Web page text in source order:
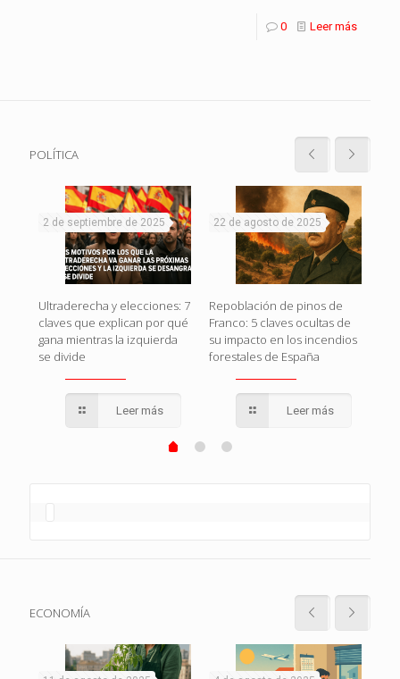
0 Leer más
POLÍTICA
2 de septiembre de 2025
Ultraderecha y elecciones: 7
claves que explican por qué
gana mientras la izquierda
se divide
Leer más
22 de agosto de 2025
Repoblación de pinos de
Franco: 5 claves ocultas de
su impacto en los incendios
forestales de España
Leer más
ECONOMÍA